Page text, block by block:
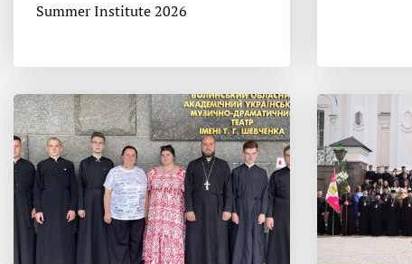
Summer Institute 2026